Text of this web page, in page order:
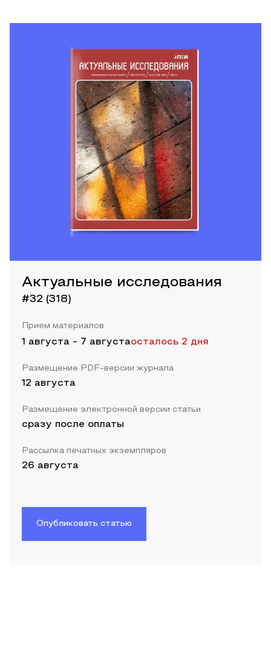
Актуальные исследования
#32 (318)
Прием материалов
1 августа - 7 августаосталось 2 дня
Размещение PDF-версии журнала
12 августа
Размещение электронной версии статьи
сразу после оплаты
Рассылка печатных экземпляров
26 августа
Опубликовать статью